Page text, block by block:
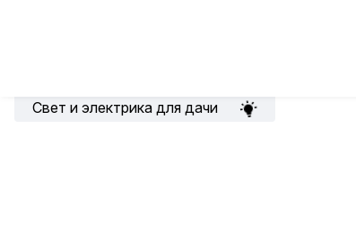
Свет и электрика для дачи